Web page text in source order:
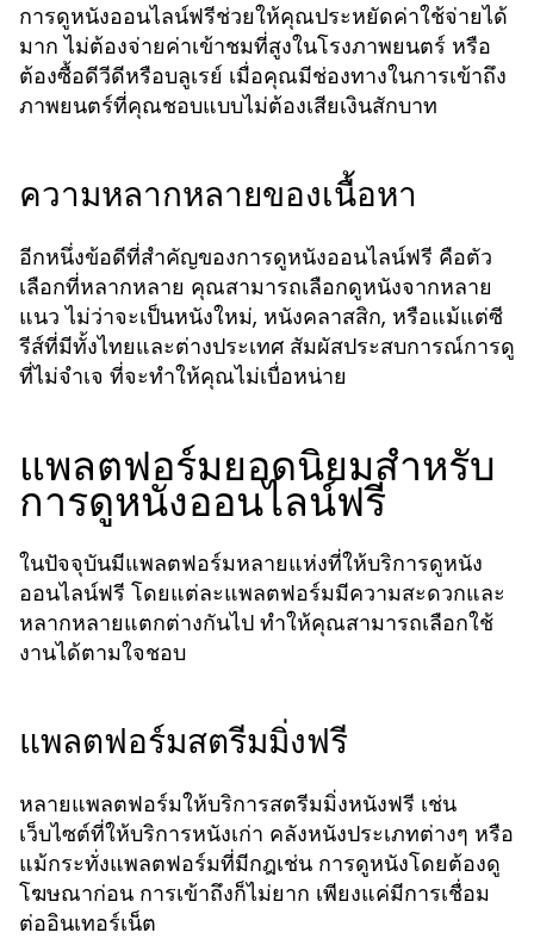
การดูหนังออนไลน์ฟรีช่วยให้คุณประหยัดค่าใช้จ่ายได้
มาก ไม่ต้องจ่ายค่าเข้าชมที่สูงในโรงภาพยนตร์ หรือ
ต้องซื้อดีวีดีหรือบลูเรย์ เมื่อคุณมีช่องทางในการเข้าถึง
ภาพยนตร์ที่คุณชอบแบบไม่ต้องเสียเงินสักบาท
ความหลากหลายของเนื้อหา
อีกหนึ่งข้อดีที่สำคัญของการดูหนังออนไลน์ฟรี คือตัว
เลือกที่หลากหลาย คุณสามารถเลือกดูหนังจากหลาย
แนว ไม่ว่าจะเป็นหนังใหม่, หนังคลาสสิก, หรือแม้แต่ซี
รีส์ที่มีทั้งไทยและต่างประเทศ สัมผัสประสบการณ์การดู
ที่ไม่จำเจ ที่จะทำให้คุณไม่เบื่อหน่าย
แพลตฟอร์มยอดนิยมสำหรับ
การดูหนังออนไลน์ฟรี
ในปัจจุบันมีแพลตฟอร์มหลายแห่งที่ให้บริการดูหนัง
ออนไลน์ฟรี โดยแต่ละแพลตฟอร์มมีความสะดวกและ
หลากหลายแตกต่างกันไป ทำให้คุณสามารถเลือกใช้
งานได้ตามใจชอบ
แพลตฟอร์มสตรีมมิ่งฟรี
หลายแพลตฟอร์มให้บริการสตรีมมิ่งหนังฟรี เช่น
เว็บไซต์ที่ให้บริการหนังเก่า คลังหนังประเภทต่างๆ หรือ
แม้กระทั่งแพลตฟอร์มที่มีกฎเช่น การดูหนังโดยต้องดู
โฆษณาก่อน การเข้าถึงก็ไม่ยาก เพียงแค่มีการเชื่อม
ต่ออินเทอร์เน็ต